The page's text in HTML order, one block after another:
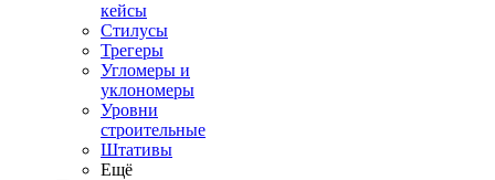
кейсы
Стилусы
Трегеры
Угломеры и
уклономеры
Уровни
строительные
Штативы
Ещё